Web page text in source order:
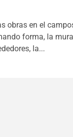
obras en el
forma, la
la...